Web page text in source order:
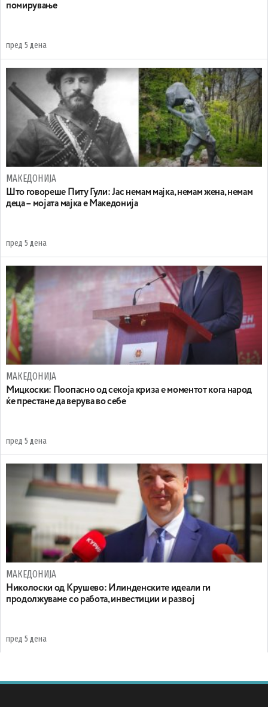
помирување
пред 5 дена
МАКЕДОНИЈА
Што говореше Питу Гули: Јас немам мајка, немам жена, немам
деца – мојата мајка е Македонија
пред 5 дена
МАКЕДОНИЈА
Мицкоски: Поопасно од секоја криза е моментот кога народ
ќе престане да верува во себе
пред 5 дена
МАКЕДОНИЈА
Николоски од Крушево: Илинденските идеали ги
продолжуваме со работа, инвестиции и развој
пред 5 дена